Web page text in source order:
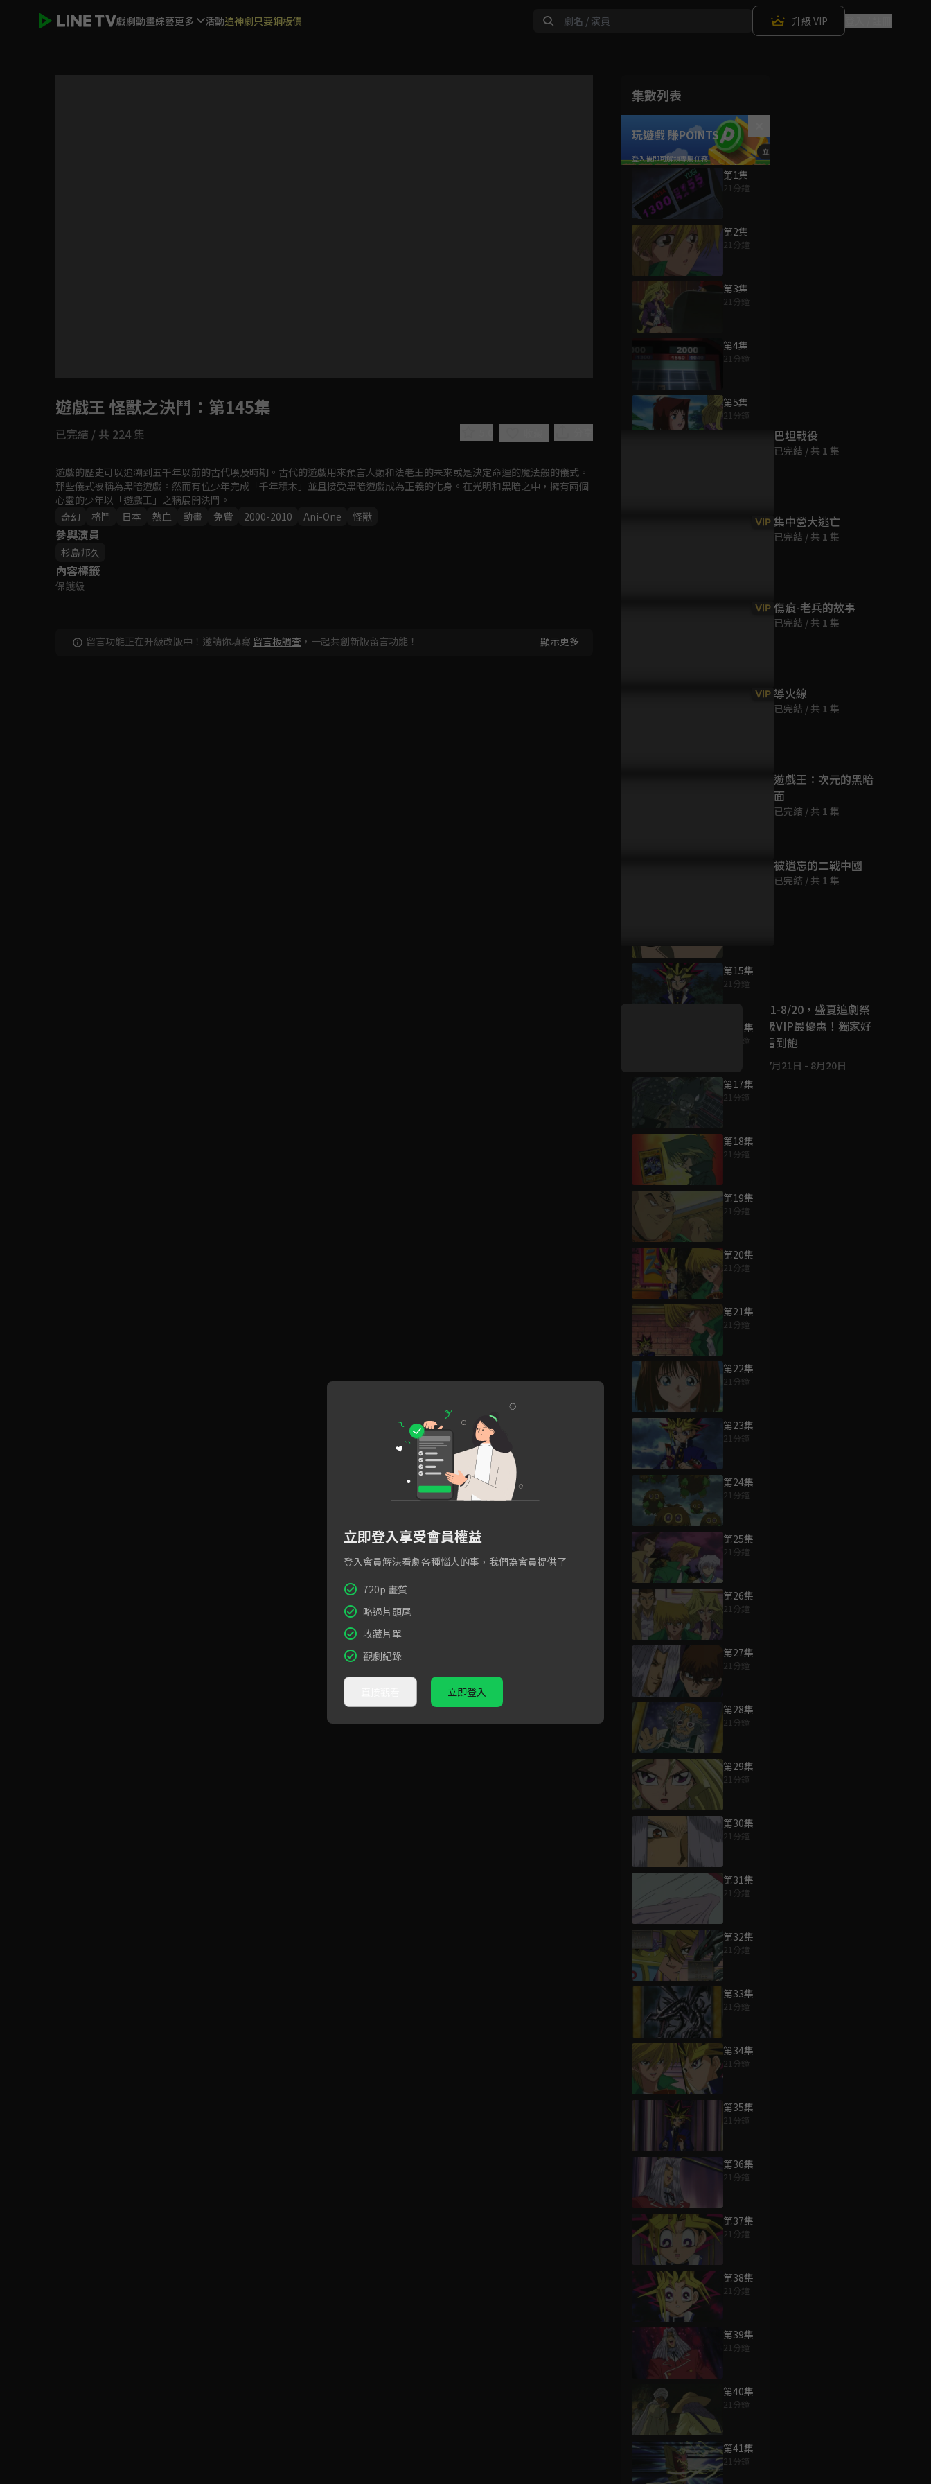
戲劇動畫綜藝更多 活動追神劇只要銅板價 升級 VIP
如有不便請見諒
回首頁
集數列表
玩遊戲 賺POINTS！
第1集
21分鐘
第2集
21分鐘
第3集
21分鐘
第4集
21分鐘
第5集
21分鐘
第15集
21分鐘
第16集
21分鐘
第17集
21分鐘
第18集
21分鐘
第19集
21分鐘
第20集
21分鐘
第21集
21分鐘
第22集
21分鐘
第23集
21分鐘
第24集
21分鐘
第25集
21分鐘
第26集
21分鐘
第27集
21分鐘
第28集
21分鐘
第29集
21分鐘
第30集
21分鐘
第31集
21分鐘
第32集
21分鐘
第33集
21分鐘
第34集
21分鐘
第35集
21分鐘
第36集
21分鐘
第37集
21分鐘
第38集
21分鐘
第39集
21分鐘
第40集
21分鐘
第41集
21分鐘
遊戲王 怪獸之決鬥 ：第145集
已完結 / 共 224 集
遊戲的歷史可以追溯到五千年以前的古代埃及時期。古代的遊戲用來預言人類和法老王的未來或是決定命運的魔法般的儀式。
那些儀式被稱為黑暗遊戲。然而有位少年完成「千年積木」並且接受黑暗遊戲成為正義的化身。在光明和黑暗之中，擁有兩個
心靈的少年以「遊戲王」之稱展開決鬥。
奇幻
格鬥 日本 熱血 動畫 免費 2000-2010 Ani-One 怪獸
參與演員
杉島邦久
內容標籤
保護級
留言功能正在升級改版中！邀請你填寫 留言板調查 ，一起共創新版留言功能！ 顯示更多
為您推薦
巴坦戰役
已完結 / 共 1 集
VIP 集中營大逃亡
已完結 / 共 1 集
VIP 傷痕-老兵的故事
已完結 / 共 1 集
VIP 導火線
已完結 / 共 1 集
遊戲王：次元的黑暗
面
已完結 / 共 1 集
被遺忘的二戰中國
已完結 / 共 1 集
好康資訊
7/21-8/20，盛夏追劇祭
升級VIP最優惠！獨家好
戲看到飽
7月21日 - 8月20日
立即登入享受會員權益
登入會員解決看劇各種惱人的事，我們為會員提供了
720p 畫質
略過片頭尾
收藏片單
觀劇紀錄
立即登入